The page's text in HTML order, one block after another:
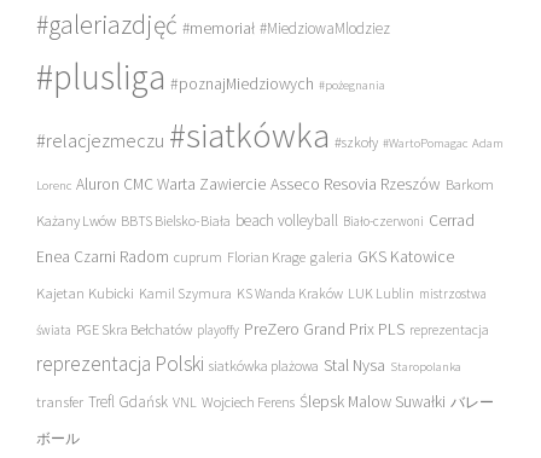
#galeriazdjęć #memoriał #MiedziowaMlodziez
#plusliga #poznajMiedziowych #pożegnania
#relacjezmeczu #siatkówka #szkoły #WartoPomagac Adam
Lorenc Aluron CMC Warta Zawiercie Asseco Resovia Rzeszów Barkom
Każany Lwów BBTS Bielsko-Biała beach volleyball Biało-czerwoni Cerrad
Enea Czarni Radom cuprum Florian Krage galeria GKS Katowice
Kajetan Kubicki Kamil Szymura KS Wanda Kraków LUK Lublin mistrzostwa
świata PGE Skra Bełchatów playoffy PreZero Grand Prix PLS reprezentacja
reprezentacja Polski siatkówka plażowa Stal Nysa Staropolanka
transfer Trefl Gdańsk VNL Wojciech Ferens Ślepsk Malow Suwałki バレー
ボール